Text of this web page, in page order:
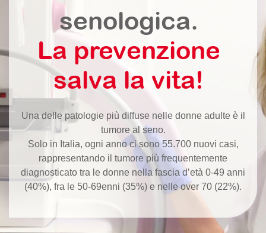
senologica.
La prevenzione
salva la vita!
Una delle patologie più diffuse nelle donne adulte è il
tumore al seno.
Solo in Italia, ogni anno ci sono 55.700 nuovi casi,
rappresentando il tumore più frequentemente
diagnosticato tra le donne nella fascia d’età 0-49 anni
(40%), fra le 50-69enni (35%) e nelle over 70 (22%).